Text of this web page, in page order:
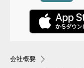
会社概要